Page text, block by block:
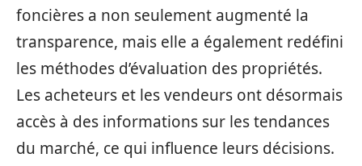
foncières a non seulement augmenté la
transparence, mais elle a également redéfini
les méthodes d’évaluation des propriétés.
Les acheteurs et les vendeurs ont désormais
accès à des informations sur les tendances
du marché, ce qui influence leurs décisions.